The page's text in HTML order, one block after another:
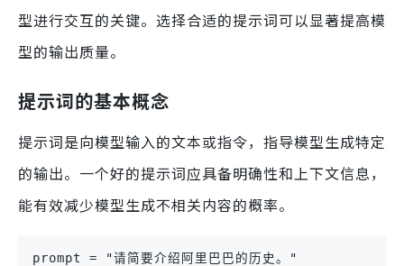
型进行交互的关键。选择合适的提示词可以显著提高模
型的输出质量。
提示词的基本概念
提示词是向模型输入的文本或指令，指导模型生成特定
的输出。一个好的提示词应具备明确性和上下文信息，
能有效减少模型生成不相关内容的概率。
prompt = "请简要介绍阿里巴巴的历史。"